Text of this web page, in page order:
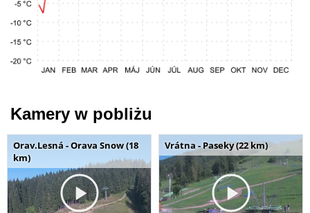
Kamery w pobliżu
Orav.Lesná - Orava Snow (18
km)
Vrátna - Paseky (22 km)